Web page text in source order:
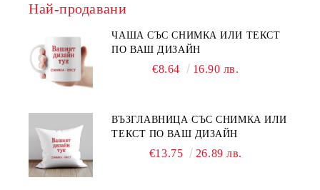
Най-продавани
ЧАША СЪС СНИМКА ИЛИ ТЕКСТ
ПО ВАШ ДИЗАЙН
€8.64 16.90 лв.
ВЪЗГЛАВНИЦА СЪС СНИМКА ИЛИ
ТЕКСТ ПО ВАШ ДИЗАЙН
€13.75 26.89 лв.